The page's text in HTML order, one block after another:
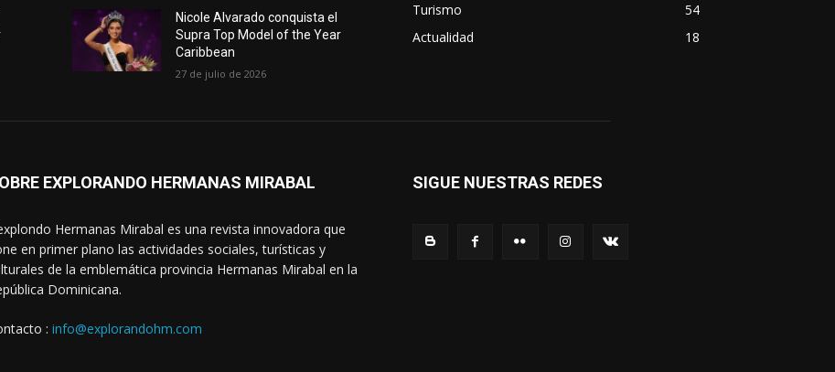
Nicole Alvarado conquista el
Supra Top Model of the Year
Caribbean
27 de julio de 2026
Turismo
54
Actualidad
18
EXPLORANDO HERMANAS MIRABAL
Hermanas Mirabal es una revista innovadora que
en primer plano las actividades sociales, turísticas y
de la emblemática provincia Hermanas Mirabal en la
Dominicana.
: info@explorandohm.com
SIGUE NUESTRAS REDES